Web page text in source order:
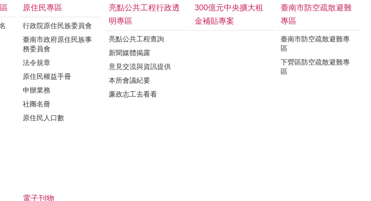
原住民專區
行政院原住民族委員會
臺南市政府原住民族事
務委員會
法令規章
原住民權益手冊
申辦業務
社團名冊
原住民人口數
亮點公共工程行政透
明專區
亮點公共工程查詢
新聞媒體揭露
意見交流與資訊提供
本所會議紀要
廉政志工去看看
300億元中央擴大租
金補貼專案
臺南市防空疏散避難
專區
臺南市防空疏散避難專
區
下營區防空疏散避難專
區
電子刊物